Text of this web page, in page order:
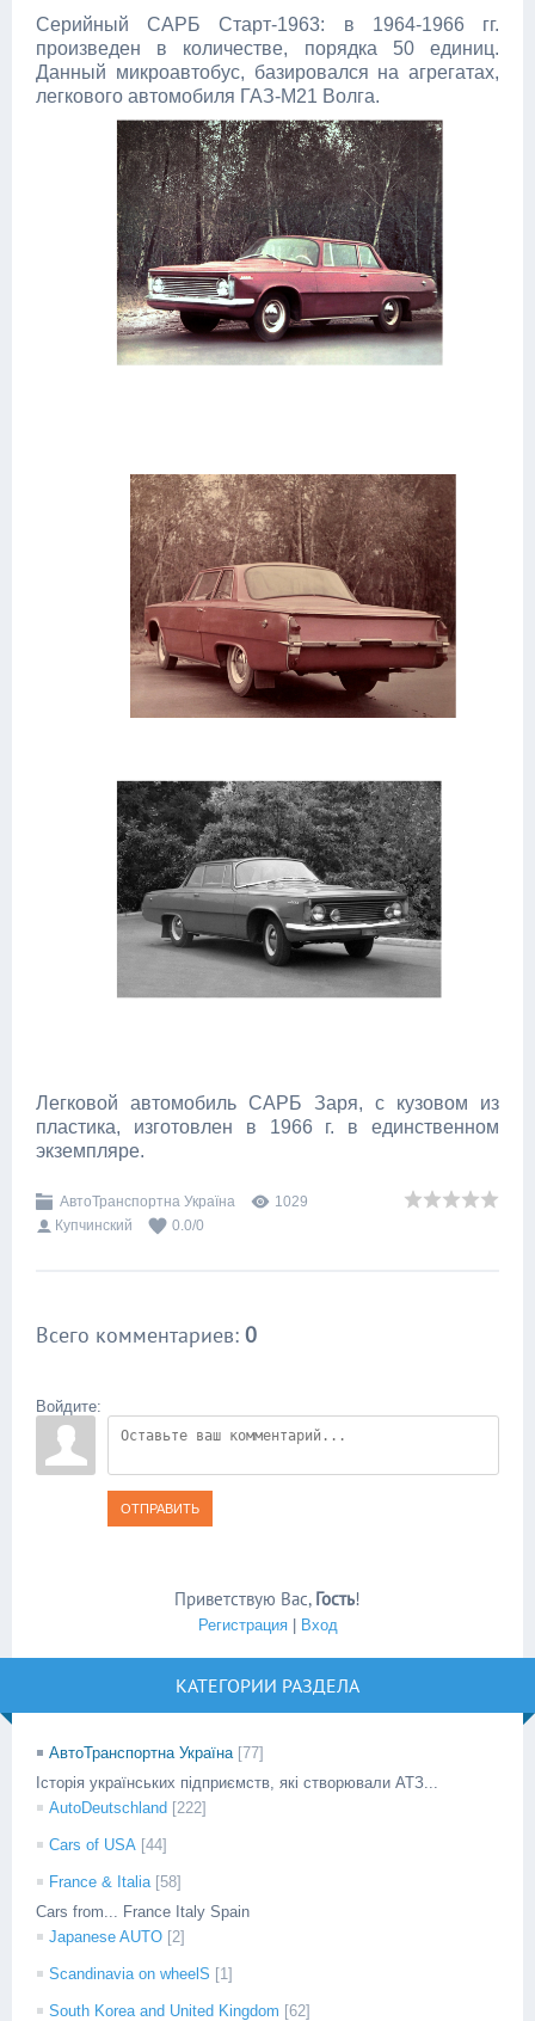
Серийный САРБ Старт-1963: в 1964-1966 гг.
произведен в количестве, порядка 50 единиц.
Данный микроавтобус, базировался на агрегатах,
легкового автомобиля ГАЗ-М21 Волга.
Легковой автомобиль САРБ Заря, с кузовом из
пластика, изготовлен в 1966 г. в единственном
экземпляре.
АвтоТранспортна Україна
1029
Купчинский
0.0/0
Всего комментариев: 0
Войдите:
ОТПРАВИТЬ
Приветствую Вас, Гость!
Регистрация| Вход
КАТЕГОРИИ РАЗДЕЛА
АвтоТранспортна Україна [77]
Історія українських підприємств, які створювали АТЗ...
AutoDeutschland [222]
Cars of USA [44]
France & Italia [58]
Cars from... France Italy Spain
Japanese AUTO [2]
Scandinavia on wheelS [1]
South Korea and United Kingdom [62]